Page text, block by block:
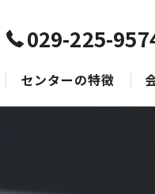
029-225-
センターの特徴